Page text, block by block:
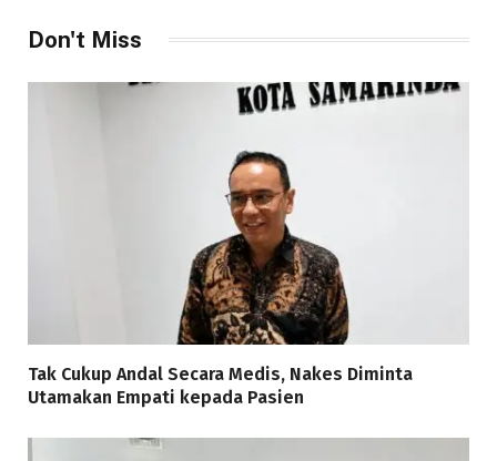
Don't Miss
Tak Cukup Andal Secara Medis, Nakes Diminta
Utamakan Empati kepada Pasien